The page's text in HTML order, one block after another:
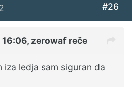
#26
16:06, zerowaf reče
iza ledja sam siguran da